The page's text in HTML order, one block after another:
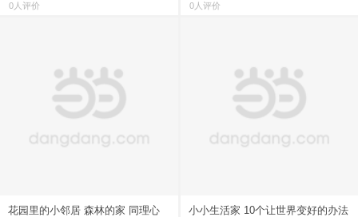
0人评价 0人评价
花园里的小邻居 森林的家 同理心
小小生活家 10个让世界变好的办法